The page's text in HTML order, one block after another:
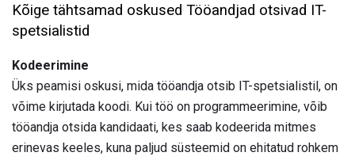
Kõige tähtsamad oskused Tööandjad otsivad IT-
spetsialistid
Kodeerimine
Üks peamisi oskusi, mida tööandja otsib IT-spetsialistil, on
võime kirjutada koodi. Kui töö on programmeerimine, võib
tööandja otsida kandidaati, kes saab kodeerida mitmes
erinevas keeles, kuna paljud süsteemid on ehitatud rohkem